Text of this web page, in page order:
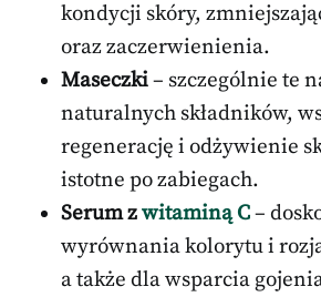
kondycji skóry,
oraz zaczerwienienia.
Maseczki– szczególnie te
naturalnych składników,
regenerację i odżywienie
istotne po zabiegach.
Serum zwitaminą C–
wyrównania kolorytu i
a także dla wsparcia